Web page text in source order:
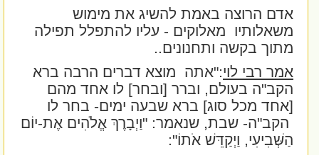
אדם הרוצה באמת להשיג את מימוש
משאלותיו מאלוקים - עליו להתפלל תפילה
מתוך בקשה ותחנונים..
אמר רבי לוי :"אתה מוצא דברים הרבה ברא
הקב"ה בעולם, וברר [ובחר] לו אחד מהם
[אחד מכל סוג] ברא שבעה ימים- בחר לו
הקב"ה- שבת, שנאמר:"וַיְבָרֶךְ אֱלֹהִים אֶת-יוֹם
הַשְּׁבִיעִי, וַיְקַדֵּשׁ אֹתוֹ":